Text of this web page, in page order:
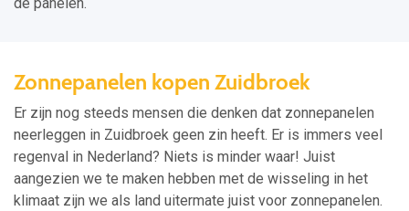
de panelen.
Zonnepanelen kopen Zuidbroek
Er zijn nog steeds mensen die denken dat zonnepanelen
neerleggen in Zuidbroek geen zin heeft. Er is immers veel
regenval in Nederland? Niets is minder waar! Juist
aangezien we te maken hebben met de wisseling in het
klimaat zijn we als land uitermate juist voor zonnepanelen.